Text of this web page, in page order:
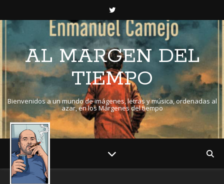
AL MARGEN DEL
TIEMPO
Bienvenidos a un mundo de imágenes, letras y música, ordenadas al
azar, en los Márgenes del tiempo